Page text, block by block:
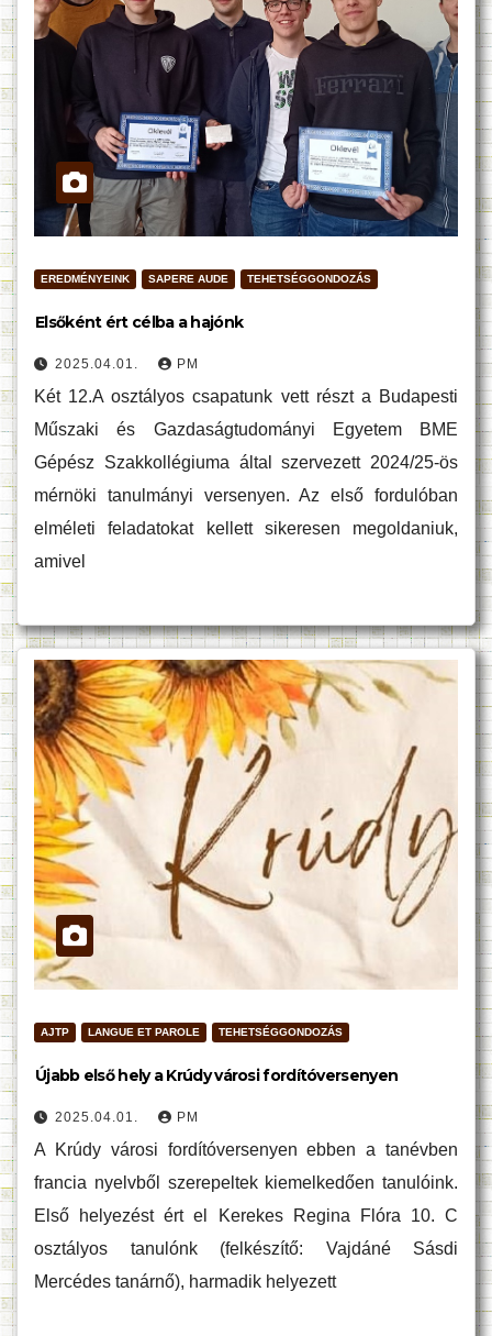
EREDMÉNYEINK SAPERE AUDE TEHETSÉGGONDOZÁS
Elsőként ért célba a hajónk
2025.04.01. PM
Két 12.A osztályos csapatunk vett részt a Budapesti
Műszaki és Gazdaságtudományi Egyetem BME
Gépész Szakkollégiuma által szervezett 2024/25-ös
mérnöki tanulmányi versenyen. Az első fordulóban
elméleti feladatokat kellett sikeresen megoldaniuk,
amivel
AJTP LANGUE ET PAROLE TEHETSÉGGONDOZÁS
Újabb első hely a Krúdy városi fordítóversenyen
2025.04.01. PM
A Krúdy városi fordítóversenyen ebben a tanévben
francia nyelvből szerepeltek kiemelkedően tanulóink.
Első helyezést ért el Kerekes Regina Flóra 10. C
osztályos tanulónk (felkészítő: Vajdáné Sásdi
Mercédes tanárnő), harmadik helyezett